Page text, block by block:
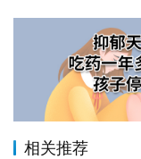
相关推荐